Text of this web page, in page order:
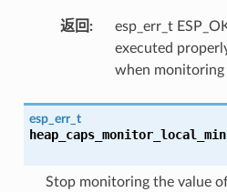
返回 :
esp_err_t
executed
when monitoring
esp_err_t
Stop monitoring the value